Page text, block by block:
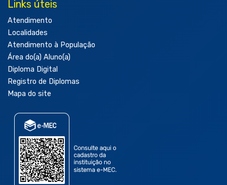
Links úteis
Atendimento
Localidades
Atendimento à População
Área do(a) Aluno(a)
Diploma Digital
Registro de Diplomas
Mapa do site